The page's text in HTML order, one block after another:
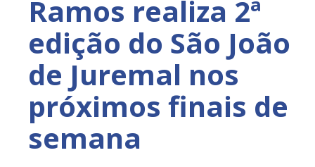
Ramos realiza 2ª
edição do São João
de Juremal nos
próximos finais de
semana